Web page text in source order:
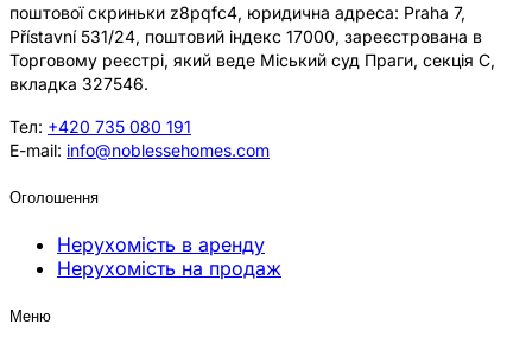
поштової скриньки z8pqfc4, юридична адреса: Praha 7,
Přístavní 531/24, поштовий індекс 17000, зареєстрована в
Торговому реєстрі, який веде Міський суд Праги, секція C,
вкладка 327546.
Тел: +420 735 080 191
E-mail: info@noblessehomes.com
Оголошення
Нерухомість в аренду
Нерухомість на продаж
Меню